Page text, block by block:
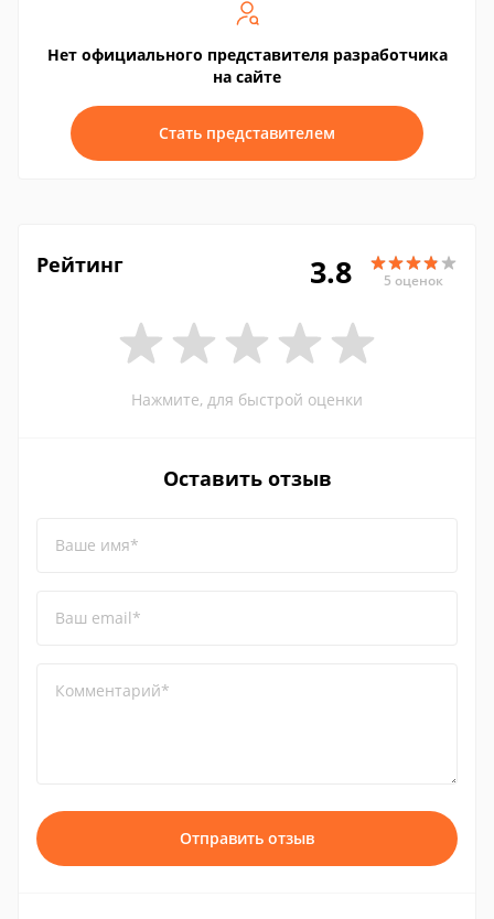
Нет официального представителя разработчика
на сайте
Стать представителем
Рейтинг 3.8 5 оценок
Нажмите, для быстрой оценки
Оставить отзыв
Ваше имя*
Ваш email*
Комментарий*
Отправить отзыв